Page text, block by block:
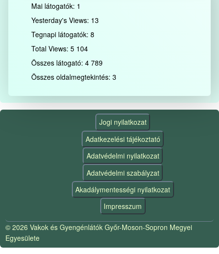
Mai látogatók: 1
Yesterday's Views: 13
Tegnapi látogatók:8
Total Views:5 104
Összes látogató:4 789
Összes oldalmegtekintés:3
Jogi nyilatkozat
Adatkezelési tájékoztató
Adatvédelmi nyilatkozat
Adatvédelmi szabályzat
Akadálymentességi nyilatkozat
Impresszum
© 2026 Vakok és Gyengénlátók Győr-Moson-Sopron Megyei
Egyesülete